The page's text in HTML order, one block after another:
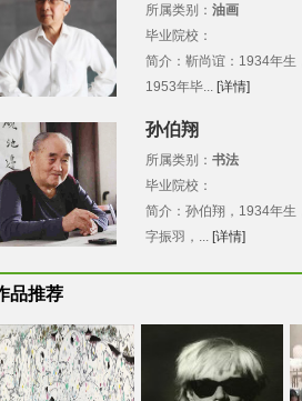
所属类别： 油画
毕业院校：
简介：靳尚谊：1934年生
1953年毕... [详情]
孙伯翔
所属类别： 书法
毕业院校：
简介：孙伯翔，1934年生
字振羽，... [详情]
品推荐